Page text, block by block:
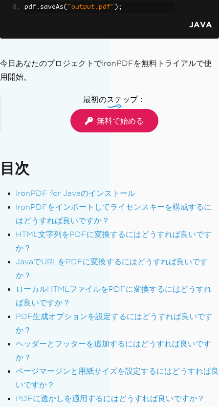
pdf . saveAs( "output.pdf" );
JAVA
今日あなたのプロジェクトでIronPDFを無料トライアルで使
用開始。
最初のステップ：
無料で始める
目次
IronPDF for Javaのインストール
IronPDFをインポートしてライセンスキーを構成するに
はどうすれば良いですか？
HTML文字列をPDFに変換するにはどうすれば良いです
か？
JavaでURLをPDFに変換するにはどうすれば良いです
か？
ローカルHTMLファイルをPDFに変換するにはどうすれ
ば良いですか？
PDF生成オプションを設定するにはどうすれば良いです
か？
ヘッダーとフッターを追加するにはどうすれば良いです
か？
ページマージンと用紙サイズを設定するにはどうすれば良
いですか？
PDFに透かしを適用するにはどうすれば良いですか？